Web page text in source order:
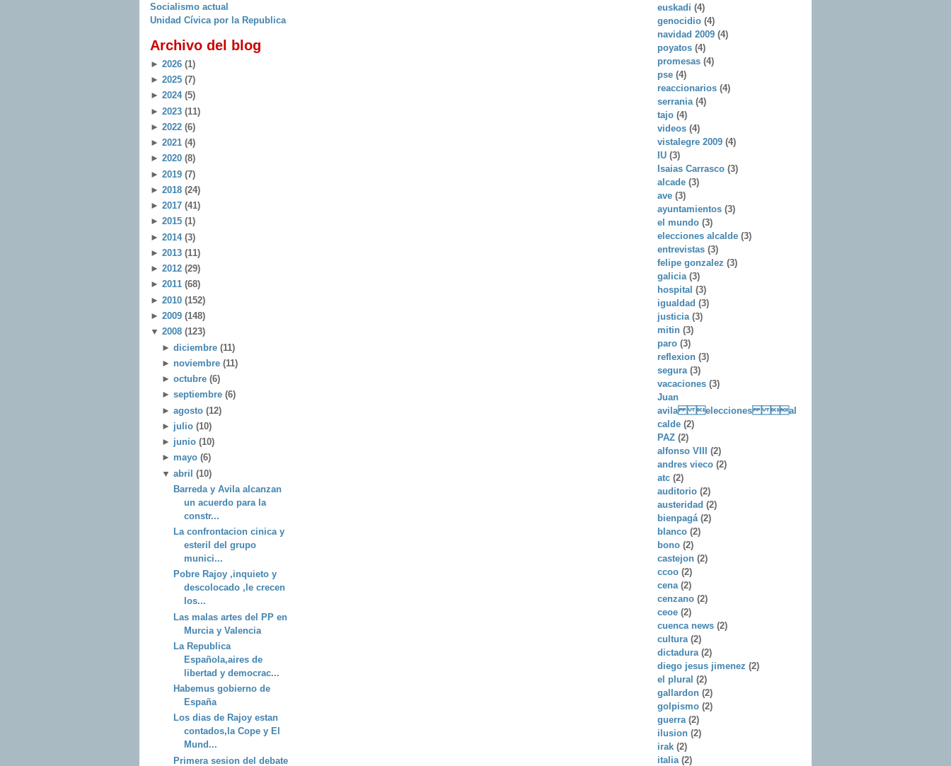
Socialismo actual
Unidad Cívica por la Republica
Archivo del blog
► 2026 (1)
► 2025 (7)
► 2024 (5)
► 2023 (11)
► 2022 (6)
► 2021 (4)
► 2020 (8)
► 2019 (7)
► 2018 (24)
► 2017 (41)
► 2015 (1)
► 2014 (3)
► 2013 (11)
► 2012 (29)
► 2011 (68)
► 2010 (152)
► 2009 (148)
▼ 2008 (123)
► diciembre (11)
► noviembre (11)
► octubre (6)
► septiembre (6)
► agosto (12)
► julio (10)
► junio (10)
► mayo (6)
▼ abril (10)
Barreda y Avila alcanzan
un acuerdo para la
constr...
La confrontacion cinica y
esteril del grupo
munici...
Pobre Rajoy ,inquieto y
descolocado ,le crecen
los...
Las malas artes del PP en
Murcia y Valencia
La Republica
Española,aires de
libertad y democrac...
Habemus gobierno de
España
Los dias de Rajoy estan
contados,la Cope y El
Mund...
Primera sesion del debate
euskadi (4)
genocidio (4)
navidad 2009 (4)
poyatos (4)
promesas (4)
pse (4)
reaccionarios (4)
serrania (4)
tajo (4)
videos (4)
vistalegre 2009 (4)
IU (3)
Isaias Carrasco (3)
alcade (3)
ave (3)
ayuntamientos (3)
el mundo (3)
elecciones alcalde (3)
entrevistas (3)
felipe gonzalez (3)
galicia (3)
hospital (3)
igualdad (3)
justicia (3)
mitin (3)
paro (3)
reflexion (3)
segura (3)
vacaciones (3)
Juan
avila elecciones al
calde (2)
PAZ (2)
alfonso VIII (2)
andres vieco (2)
atc (2)
auditorio (2)
austeridad (2)
bienpagá (2)
blanco (2)
bono (2)
castejon (2)
ccoo (2)
cena (2)
cenzano (2)
ceoe (2)
cuenca news (2)
cultura (2)
dictadura (2)
diego jesus jimenez (2)
el plural (2)
gallardon (2)
golpismo (2)
guerra (2)
ilusion (2)
irak (2)
italia (2)